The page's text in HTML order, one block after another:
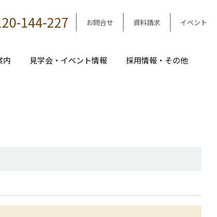
144-227 お問合せ 資料請求 イベント
内 見学会・イベント情報 採用情報・その他